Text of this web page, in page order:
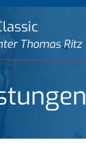
Thomas Ritz